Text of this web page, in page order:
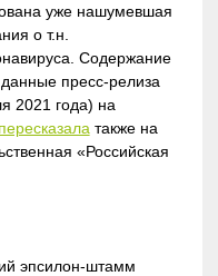
уже нашумевшая
о т.н.
Содержание
пресс-релиза
2021 года) на
пересказала также на
«Российская
эпсилон-штамм